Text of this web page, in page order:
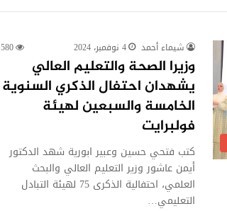
شيماء أحمد 4 نوفمبر، 2024 580
وزيرا الصحة والتعليم العالي
يشهدان احتفال الذكري السنوية
الخامسة والسبعين لهيئة
فولبرايت
كتب فتحي حسين وعبير ابورية شهد الدكتور
أيمن عاشور وزير التعليم العالي والبحث
العلمي، احتفالية الذكرى 75 لهيئة التبادل
التعليمي…